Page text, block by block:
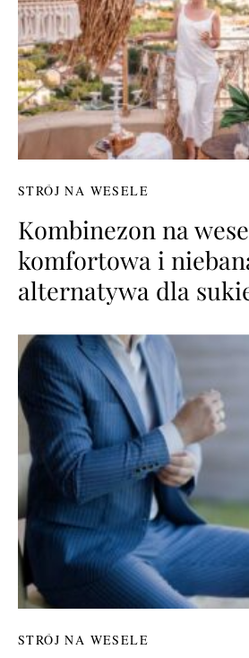
STRÓJ NA WESELE
Kombinezon na
komfortowa i
alternatywa dla
STRÓJ NA WESELE